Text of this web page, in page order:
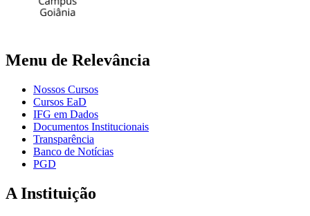
Menu de Relevância
Nossos Cursos
Cursos EaD
IFG em Dados
Documentos Institucionais
Transparência
Banco de Notícias
PGD
A Instituição